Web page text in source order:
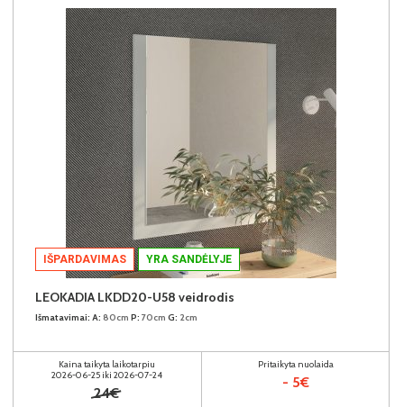
IŠPARDAVIMAS YRA SANDĖLYJE
LEOKADIA LKDD20-U58 veidrodis
Išmatavimai: A: 80cm P: 70cm G: 2cm
Kaina taikyta laikotarpiu
2026-06-25 iki 2026-07-24
24€
Pritaikyta nuolaida
- 5€